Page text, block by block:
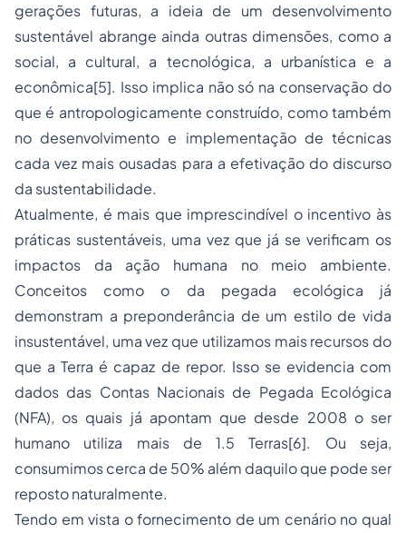
gerações futuras, a ideia de um desenvolvimento
sustentável abrange ainda outras dimensões, como a
social, a cultural, a tecnológica, a urbanística e a
econômica[5]. Isso implica não só na conservação do
que é antropologicamente construído, como também
no desenvolvimento e implementação de técnicas
cada vez mais ousadas para a efetivação do discurso
da sustentabilidade.
Atualmente, é mais que imprescindível o incentivo às
práticas sustentáveis, uma vez que já se verificam os
impactos da ação humana no meio ambiente.
Conceitos como o da pegada ecológica já
demonstram a preponderância de um estilo de vida
insustentável, uma vez que utilizamos mais recursos do
que a Terra é capaz de repor. Isso se evidencia com
dados das Contas Nacionais de Pegada Ecológica
(NFA), os quais já apontam que desde 2008 o ser
humano utiliza mais de 1.5 Terras[6]. Ou seja,
consumimos cerca de 50% além daquilo que pode ser
reposto naturalmente.
Tendo em vista o fornecimento de um cenário no qual